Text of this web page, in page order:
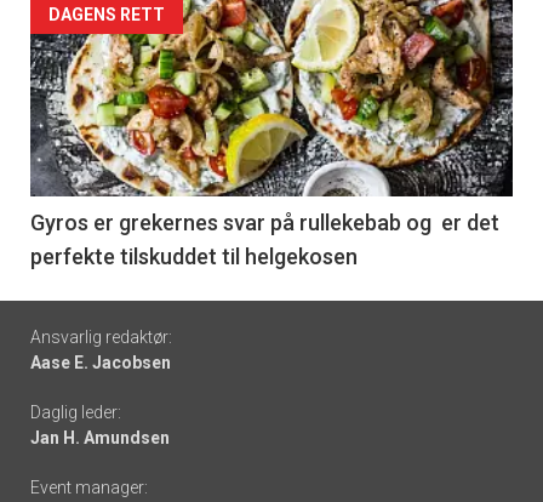
Forsiden
akkurat
nå
-
6
DAGENS RETT
Gyros er grekernes svar på rullekebab og er det
perfekte tilskuddet til helgekosen
Footer
-
links
Ansvarlig redaktør:
Aase E. Jacobsen
Daglig leder:
Jan H. Amundsen
Event manager: